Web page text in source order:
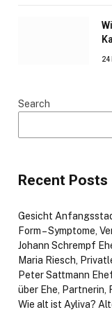
24
Search
Recent Posts
Gesicht
Form – Symptome,
Johann Schrempf
Maria Riesch,
Peter Sattmann
über Ehe, Partnerin,
Wie alt ist Ayliva?